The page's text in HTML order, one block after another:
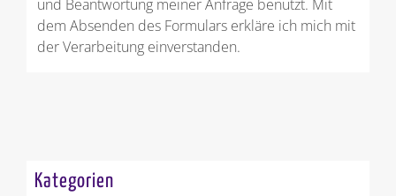
und Beantwortung meiner Anfrage benutzt. Mit
dem Absenden des Formulars erkläre ich mich mit
der Verarbeitung einverstanden.
Kategorien